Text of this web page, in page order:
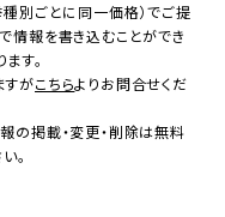
種別ごとに同一価格）でご提
情報を書き込むことができ
す。
すがこちらよりお問合せくだ
の掲載・変更・削除は無料
。